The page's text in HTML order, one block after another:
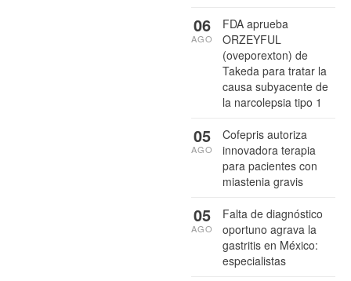
FDA aprueba
ORZEYFUL
(oveporexton) de
Takeda para tratar la
causa subyacente de
la narcolepsia tipo 1
06
AGO
Cofepris autoriza
innovadora terapia
para pacientes con
miastenia gravis
05
AGO
Falta de diagnóstico
oportuno agrava la
gastritis en México:
especialistas
05
AGO